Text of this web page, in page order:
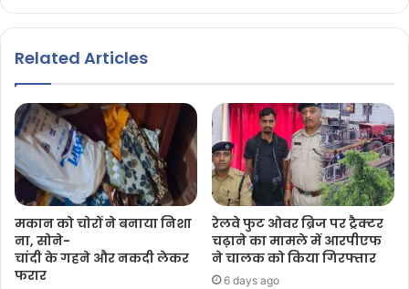
Related Articles
मकान को चोरों ने बनाया निशा
ना, सोने-
चांदी के गहने और नकदी लेकर
फरार
रेलवे फुट ओवर ब्रिज पर ट्रैक्टर
चढ़ाने का मामले में आरपीएफ
ने चालक को किया गिरफ्तार
6 days ago